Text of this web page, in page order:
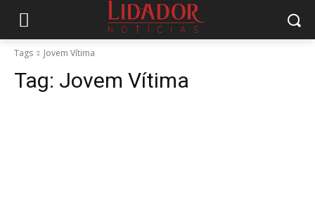
Tags Jovem Vítima
Tag: Jovem Vítima